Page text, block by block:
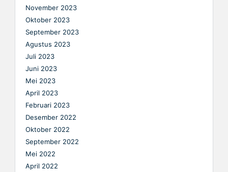
November 2023
Oktober 2023
September 2023
Agustus 2023
Juli 2023
Juni 2023
Mei 2023
April 2023
Februari 2023
Desember 2022
Oktober 2022
September 2022
Mei 2022
April 2022